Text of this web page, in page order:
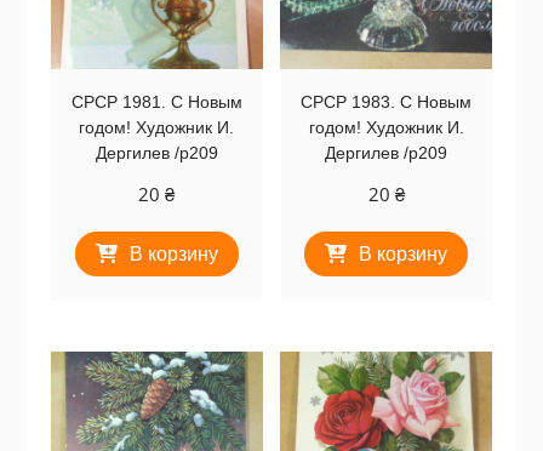
СРСР 1981. С Новым
годом! Художник И.
Дергилев /р209
20₴
В корзину
СРСР 1983. С Новым
годом! Художник И.
Дергилев /р209
20 ₴
В корзину